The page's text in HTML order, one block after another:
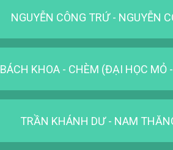
NGUYỄN CÔNG TRỨ - NGUYỄN
BÁCH KHOA - CHÈM (ĐẠI HỌC MỎ
TRẦN KHÁNH DƯ - NAM